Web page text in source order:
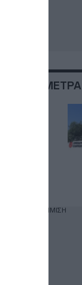
ΜΕ:ΝΕΑ ΜΕΤΡΑ
και
η
ΔΙΑΦΗΜΙΣΗ